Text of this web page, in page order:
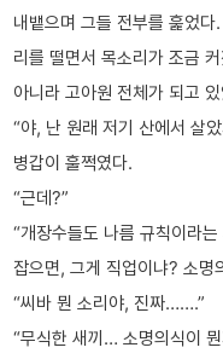
내뱉으며 그들 전부를 훑었
리를 떨면서 목소리가 조금
아니라 고아원 전체가 되고
“야, 난 원래 저기 산에서 살
병갑이 훌쩍였다.
“근데?”
“개장수들도 나름 규칙이라
잡으면, 그게 직업이냐? 소명
“씨바 뭔 소리야, 진짜…….”
“무식한 새끼… 소명의식이